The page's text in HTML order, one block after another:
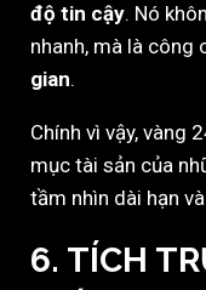
độ tin cậy. Nó
nhanh, mà là công
gian.
Chính vì vậy, vàng
mục tài sản của
tầm nhìn dài hạn
6. TÍCH